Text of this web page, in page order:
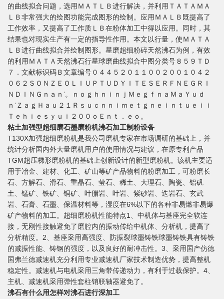
的曲线拟合问题，选用ＭＡＴＬＢ进行解决，并利用ＴＡＴＡＭＡ
ＬＢ非常强大的绘图功能完成图形的绘制。应用ＭＡＬＢ既提高了
工作效率，又提高了工作质ＬＢ在粉体加工中得以应用。同时，其
结果也对现实生产有一定的指导性作用。本文以行量，使ＭＡＴＡ
ＬＢ进行曲线拟合并绘制图形。星磨超细粉碎天然沸石为例，有效
的利用ＭＡＴＡ天然沸石行星球磨曲线拟合中图分类号８５９ＴＤ
７．文献标识码Ｂ文章编号０４４５２０１１００２００１０４２
０６２ＳＯＮＺＥＯＬＩＵＰＴＵＤＹＩＴＥＳＥＲＦＮＥＧＲＩ
ＮＤＩＮＧｎａｎ‘。ｎｏｇｈｎｉｎｊＭｅｇｆｎａＭａＹｕｄ
ｎ‘ＺａｇＨａｕ２１Ｒｓｕｃｎｎｉｍｅｔｇｎｅｉｎｔｕｅｉｉ
Ｔｅｈｉｅｓｙｕｉ２００ｏＥｎｔ．ｅｏ。
粘土加强型超细磨石墨磨粉机沸石加工制粉设备
T130X加强超细磨粉机是我公司磨机专家在市场调研的基础上，并
统计分析国内外大量磨机用户的使用情况与建议，在原专利产品
TGM超压梯形磨粉机的基础上创新设计的新型磨粉机。该机主要适
用于冶金、建材、化工、矿山等矿产品物料的粉磨加工，可粉磨长
石、方解石、滑石、重晶石、莹石、稀土、大理石、陶瓷、铝矾
土、锰矿、铁矿、铜矿、叶腊岩、叶岩、紫砂岩、迭岩石、玄武
岩、石膏、石墨、保温材料等，湿度在6%以下的各种非易燃非易爆
矿产物料的加工。超细磨粉机性能特点1、中机体与基座完全软连
接，无刚性接触避免了磨腔内的振动传给中机体、分析机，提高了
分析精度。2、基座采用高强度、防振裂球墨铸铁球墨铸铁具有铸铁
的减振性能、铸钢的强度，以及良好的耐冲击性。3、采用国产仿德
国弗兰德减速机充分利用专业减速机厂家技术制造优势，提高整机
稳定性。减速机与电机采用三角带传递动力，有利于过载保护。4、
主机、减速机采用弹性套柱销联轴器避免了。
沸石有什么用怎样对沸石进行深加工